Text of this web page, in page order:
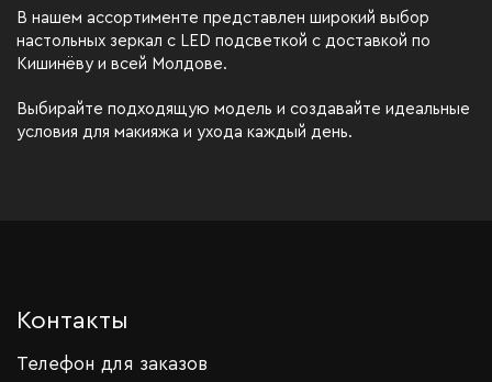
В нашем ассортименте представлен широкий выбор
настольных зеркал с LED подсветкой с доставкой по
Кишинёву и всей Молдове.
Выбирайте подходящую модель и создавайте идеальные
условия для макияжа и ухода каждый день.
Контакты
Телефон для заказов